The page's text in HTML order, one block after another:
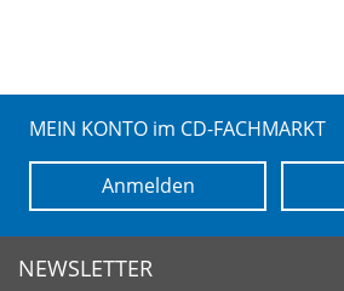
MEIN KONTO im CD-FACHMARKT
Anmelden
NEWSLETTER